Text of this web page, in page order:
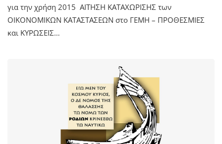
για την χρήση 2015 ΑΙΤΗΣΗ ΚΑΤΑΧΩΡΙΣΗΣ των
ΟΙΚΟΝΟΜΙΚΩΝ ΚΑΤΑΣΤΑΣΕΩΝ στο ΓΕΜΗ – ΠΡΟΘΕΣΜΙΕΣ
και ΚΥΡΩΣΕΙΣ…